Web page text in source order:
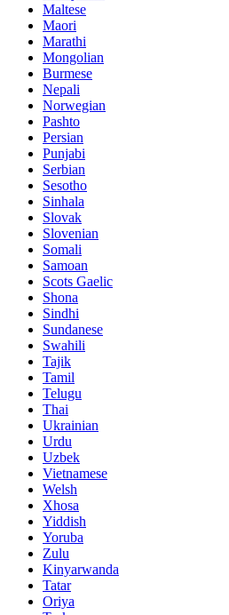
Maltese
Maori
Marathi
Mongolian
Burmese
Nepali
Norwegian
Pashto
Persian
Punjabi
Serbian
Sesotho
Sinhala
Slovak
Slovenian
Somali
Samoan
Scots Gaelic
Shona
Sindhi
Sundanese
Swahili
Tajik
Tamil
Telugu
Thai
Ukrainian
Urdu
Uzbek
Vietnamese
Welsh
Xhosa
Yiddish
Yoruba
Zulu
Kinyarwanda
Tatar
Oriya